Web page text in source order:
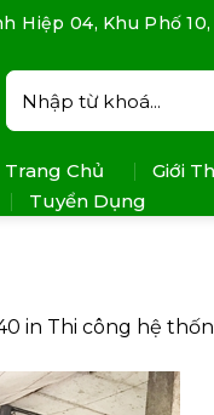
Hiệp 04, Khu Phố
Tìm
kiếm:
Trang Chủ Giới
Tuyển Dụng
in Thi công hệ